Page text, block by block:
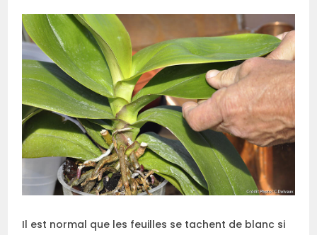
Il est normal que les feuilles se tachent de blanc si